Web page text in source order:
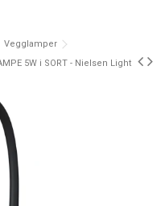
Vegglamper
5W i SORT - Nielsen Light